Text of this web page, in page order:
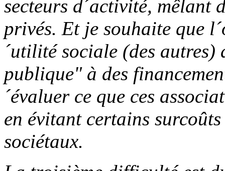
secteurs d´activité, mêlant
privés. Et je souhaite que
´utilité sociale (des
publique" à des
´évaluer ce que ces
en évitant certains
sociétaux.